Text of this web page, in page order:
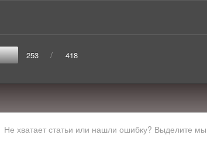
253 / 418
Не хватает статьи или нашли ошибку? Выделите